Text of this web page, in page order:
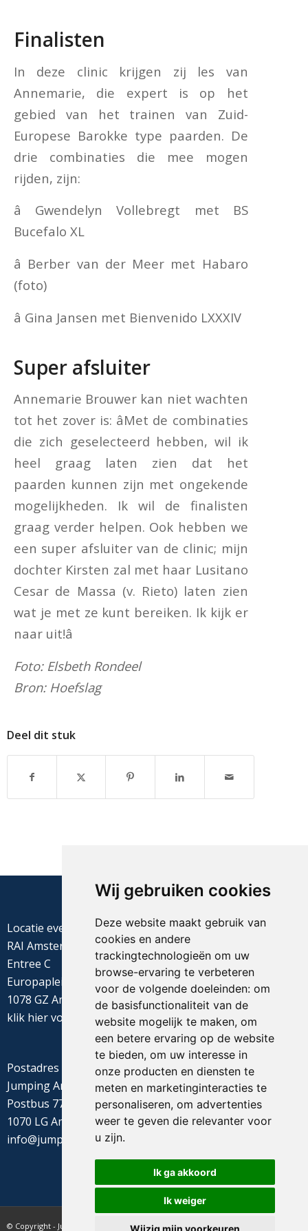
Wij gebruiken cookies
Deze website maakt gebruik van
cookies en andere
trackingtechnologieën om uw
browse-ervaring te verbeteren
voor de volgende doeleinden: om
de basisfunctionaliteit van de
website mogelijk te maken, om
een betere ervaring op de website
te bieden, om uw interesse in
onze producten en diensten te
meten en marketinginteracties te
personaliseren, om advertenties
weer te geven die relevanter voor
u zijn.
Ik ga akkoord
Ik weiger
Wijzig mijn voorkeuren
Finalisten
In deze clinic krijgen zij les van
Annemarie, die expert is op het
gebied van het trainen van Zuid-
Europese Barokke type paarden. De
drie combinaties die mee mogen
rijden, zijn:
â Gwendelyn Vollebregt met BS
Bucefalo XL
â Berber van der Meer met Habaro
(foto)
â Gina Jansen met Bienvenido LXXXIV
Super afsluiter
Annemarie Brouwer kan niet wachten
tot het zover is: âMet de combinaties
die zich geselecteerd hebben, wil ik
heel graag laten zien dat het
paarden kunnen zijn met ongekende
mogelijkheden. Ik wil de finalisten
graag verder helpen. Ook hebben we
een super afsluiter van de clinic; mijn
dochter Kirsten zal met haar Lusitano
Cesar de Massa (v. Rieto) laten zien
wat je met ze kunt bereiken. Ik kijk er
naar uit!â
Foto: Elsbeth Rondeel
Bron: Hoefslag
Deel dit stuk
Locatie evenement
RAI Amsterdam
Entree C
Europaplein 22
1078 GZ Amsterdam
klik hiervoor de routebeschrijving
Postadres
Jumping Amsterdam
Postbus 77655
1070 LG Amsterdam
info@jumpingamsterdam.nl
© Copyright - Jumping Amsterdam - website realisatie CyberNed